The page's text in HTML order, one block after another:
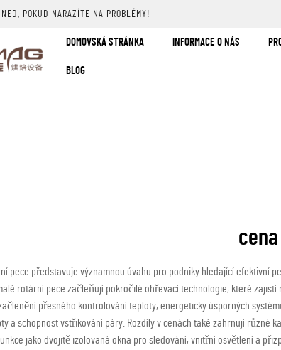
POKUD NARAZÍTE NA PROBLÉMY!
DOMOVSKÁ STRÁNKA INFORMACE O NÁS
BLOG
pece představuje významnou úvahu pro podniky hledající efektivní
rotární pece začleňují pokročilé ohřevací technologie, které
přesného kontrolování teploty, energeticky úsporných
a schopnost vstřikování páry. Rozdíly v cenách také zahrnují různé
jako dvojitě izolovaná okna pro sledování, vnitřní osvětlení a